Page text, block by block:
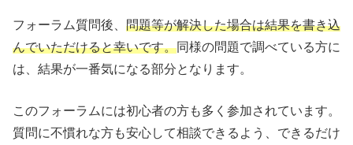
フォーラム質問後、 問題等が解決した場合は結果を書き込
んでいただけると幸いです。同様の問題で調べている方に
は、結果が一番気になる部分となります。
このフォーラムには初心者の方も多く参加されています。
質問に不慣れな方も安心して相談できるよう、できるだけ